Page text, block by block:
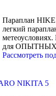
Параплан
легкий
для ОПЫТНЫХ
Рассмотреть
NIKITA 5